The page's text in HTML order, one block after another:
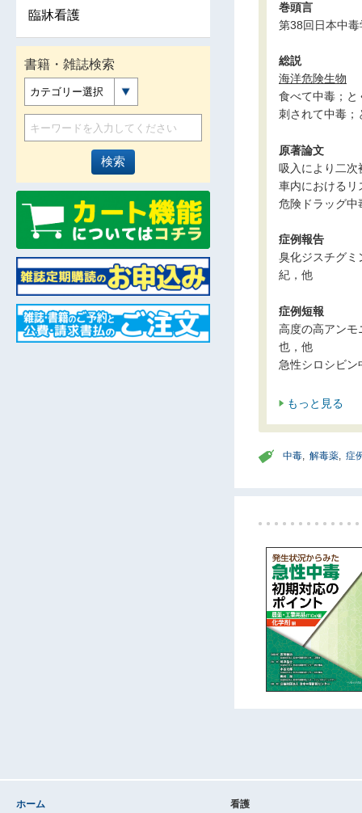
巻頭言
第38回日本中
総説
海洋危険生物
食べて中毒；と
刺されて中毒；
原著論文
吸入により二次
車内におけるリ
危険ドラッグ中
症例報告
臭化ジスチグミ
紀，他
症例短報
高度の高アンモ
也，他
急性シロシビン
もっと見る
中毒 解毒薬 症
臨牀看護
書籍・雑誌検索
カテゴリー選択
ホーム
看護